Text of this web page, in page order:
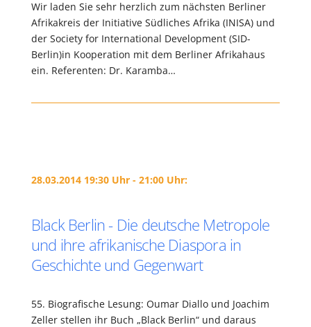
Wir laden Sie sehr herzlich zum nächsten Berliner
Afrikakreis der Initiative Südliches Afrika (INISA) und
der Society for International Development (SID-
Berlin)in Kooperation mit dem Berliner Afrikahaus
ein. Referenten: Dr. Karamba…
28.03.2014 19:30 Uhr - 21:00 Uhr:
Black Berlin - Die deutsche Metropole
und ihre afrikanische Diaspora in
Geschichte und Gegenwart
55. Biografische Lesung: Oumar Diallo und Joachim
Zeller stellen ihr Buch „Black Berlin“ und daraus